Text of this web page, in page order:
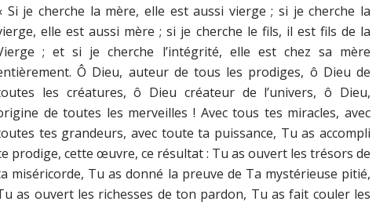
Si je cherche la mère, elle est aussi vierge ; si je cherche la
elle est aussi mère ; si je cherche le fils, il est fils de la
; et si je cherche l’intégrité, elle est chez sa mère
Ô Dieu, auteur de tous les prodiges, ô Dieu de
les créatures, ô Dieu créateur de l’univers, ô Dieu,
de toutes les merveilles ! Avec tous tes miracles, avec
tes grandeurs, avec toute ta puissance, Tu as accompli
prodige, cette œuvre, ce résultat : Tu as ouvert les trésors de
miséricorde, Tu as donné la preuve de Ta mystérieuse pitié,
as ouvert les richesses de ton pardon, Tu as fait couler les